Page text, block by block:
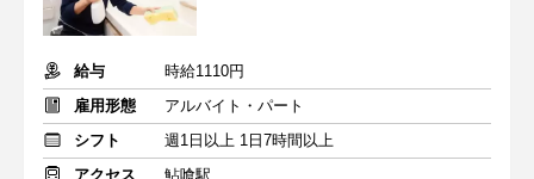
給与
時給1110円
雇用形態
アルバイト・パート
シフト
週1日以上 1日7時間以上
アクセス
鮎喰駅